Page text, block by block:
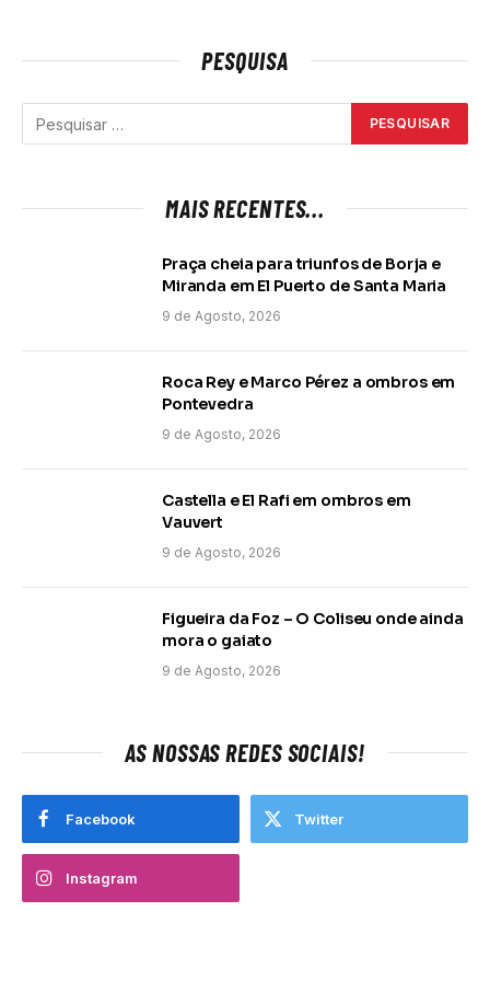
PESQUISA
MAIS RECENTES...
Praça cheia para triunfos de Borja e
Miranda em El Puerto de Santa Maria
9 de Agosto, 2026
Roca Rey e Marco Pérez a ombros em
Pontevedra
9 de Agosto, 2026
Castella e El Rafi em ombros em
Vauvert
9 de Agosto, 2026
Figueira da Foz – O Coliseu onde ainda
mora o gaiato
9 de Agosto, 2026
AS NOSSAS REDES SOCIAIS!
Facebook Twitter
Instagram